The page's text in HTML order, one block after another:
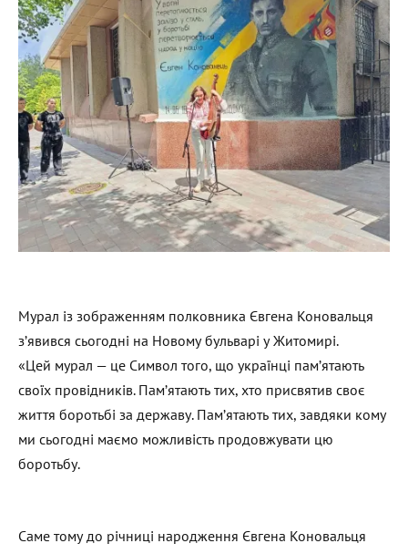
Мурал із зображенням полковника Євгена Коновальця
з’явився сьогодні на Новому бульварі у Житомирі.
«Цей мурал — це Символ того, що українці пам’ятають
своїх провідників. Пам’ятають тих, хто присвятив своє
життя боротьбі за державу. Пам’ятають тих, завдяки кому
ми сьогодні маємо можливість продовжувати цю
боротьбу.
Саме тому до річниці народження Євгена Коновальця